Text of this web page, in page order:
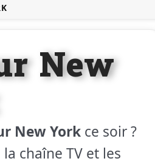
New
New York ce soir ?
chaîne TV et les